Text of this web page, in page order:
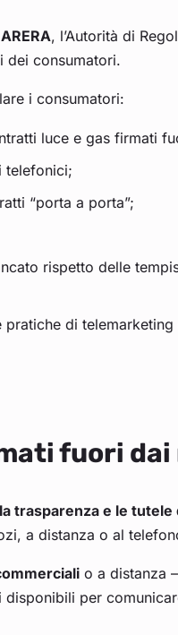
, l’Autorità di
dei consumatori.
i consumatori:
luce e gas firmati
telefonici;
“porta a porta”;
rispetto delle
pratiche di
fuori dai
trasparenza e le
a distanza o al
o a distanza
per